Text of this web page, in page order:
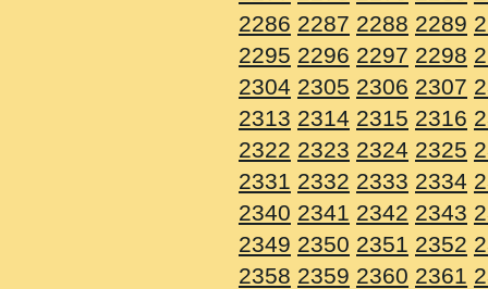
2286 2287 2288 2289
2295 2296 2297 2298
2304 2305 2306 2307
2313 2314 2315 2316
2322 2323 2324 2325
2331 2332 2333 2334
2340 2341 2342 2343
2349 2350 2351 2352
2358 2359 2360 2361